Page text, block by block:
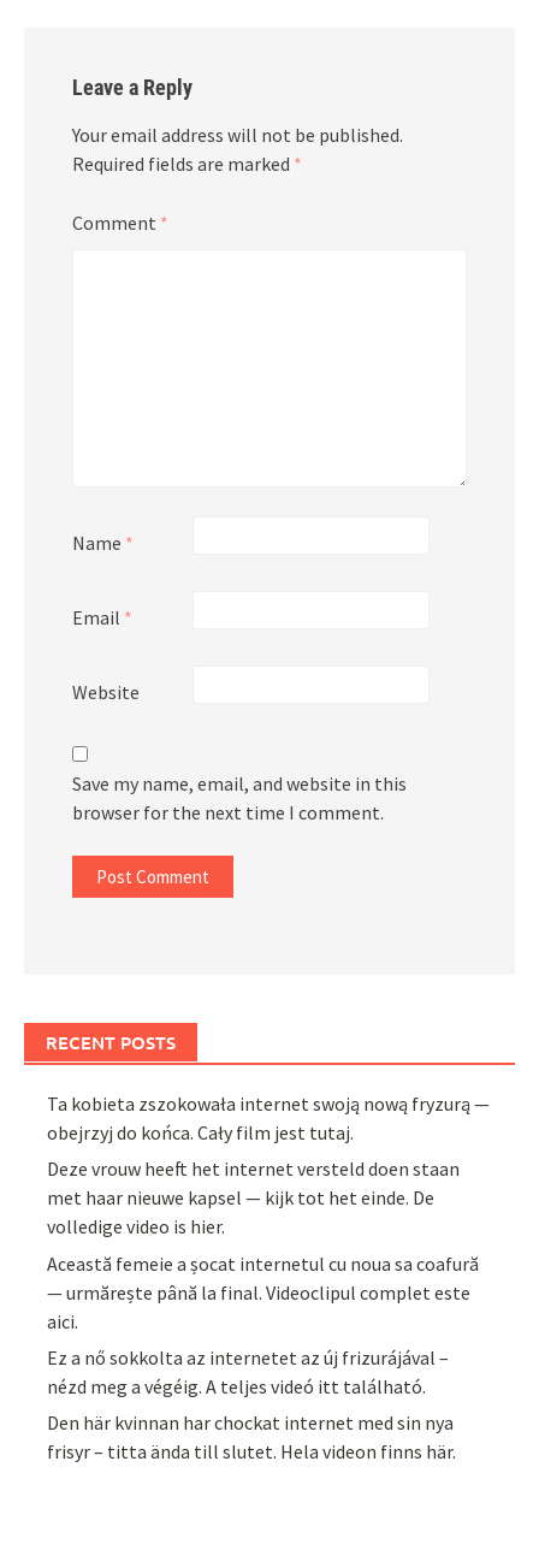
Leave a Reply
Your email address will not be published.
Required fields are marked *
Comment *
Name *
Email *
Website
Save my name, email, and website in this
browser for the next time I comment.
RECENT POSTS
Ta kobieta zszokowała internet swoją nową fryzurą —
obejrzyj do końca. Cały film jest tutaj.
Deze vrouw heeft het internet versteld doen staan
met haar nieuwe kapsel — kijk tot het einde. De
volledige video is hier.
Această femeie a șocat internetul cu noua sa coafură
— urmărește până la final. Videoclipul complet este
aici.
Ez a nő sokkolta az internetet az új frizurájával –
nézd meg a végéig. A teljes videó itt található.
Den här kvinnan har chockat internet med sin nya
frisyr – titta ända till slutet. Hela videon finns här.